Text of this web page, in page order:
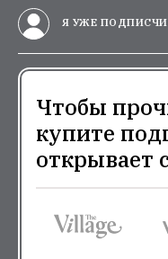
Я УЖЕ
Чтобы
купите
открывает